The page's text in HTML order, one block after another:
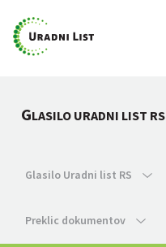
GLASILO URADNI LIST RS
Glasilo Uradni list RS
Preklic dokumentov